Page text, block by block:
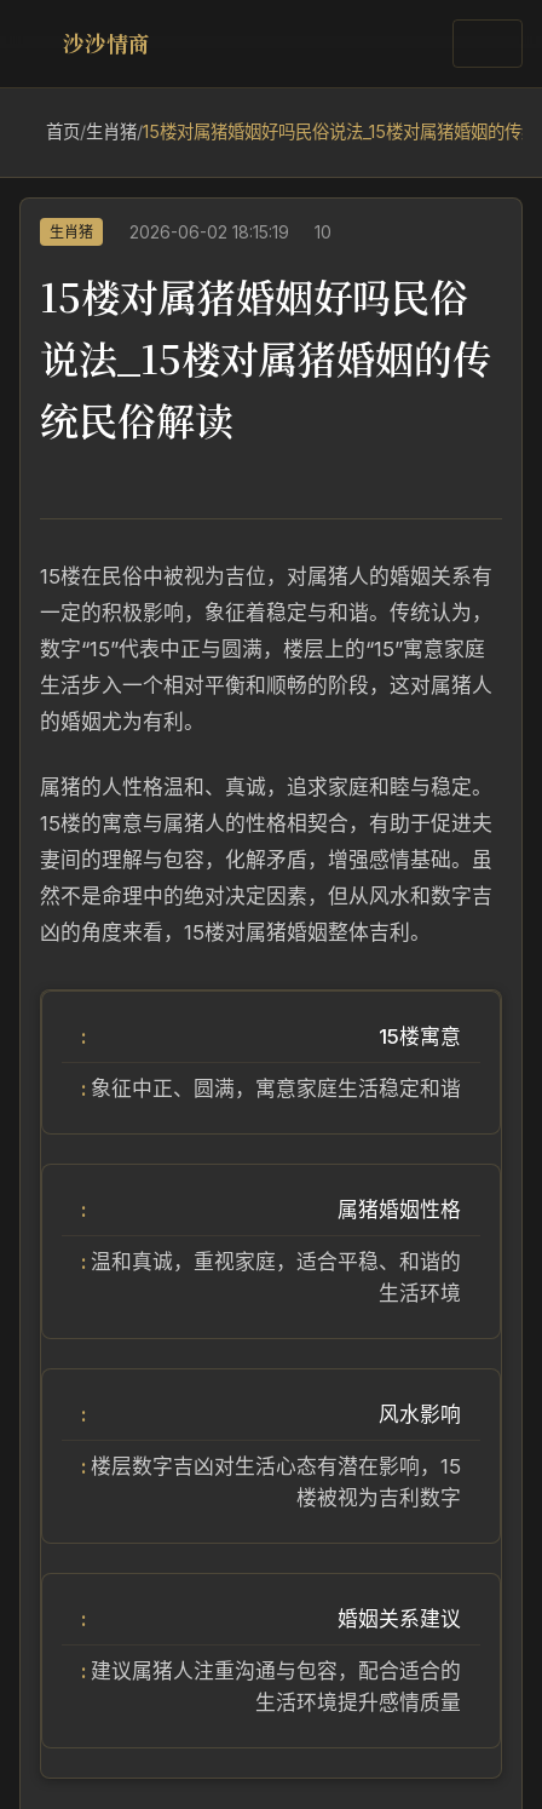
沙沙情商
首页/生肖猪/15楼对属猪婚姻好吗民俗说法_15楼对属猪婚姻的传
生肖猪 2026-06-02 18:15:19 10
15楼对属猪婚姻好吗民俗
说法_15楼对属猪婚姻的传
统民俗解读
15楼在民俗中被视为吉位，对属猪人的婚姻关系有
一定的积极影响，象征着稳定与和谐。传统认为，
数字“15”代表中正与圆满，楼层上的“15”寓意家庭
生活步入一个相对平衡和顺畅的阶段，这对属猪人
的婚姻尤为有利。
属猪的人性格温和、真诚，追求家庭和睦与稳定。
15楼的寓意与属猪人的性格相契合，有助于促进夫
妻间的理解与包容，化解矛盾，增强感情基础。虽
然不是命理中的绝对决定因素，但从风水和数字吉
凶的角度来看，15楼对属猪婚姻整体吉利。
15楼寓意
象征中正、圆满，寓意家庭生活稳定和谐
属猪婚姻性格
温和真诚，重视家庭，适合平稳、和谐的
生活环境
风水影响
楼层数字吉凶对生活心态有潜在影响，15
楼被视为吉利数字
婚姻关系建议
建议属猪人注重沟通与包容，配合适合的
生活环境提升感情质量